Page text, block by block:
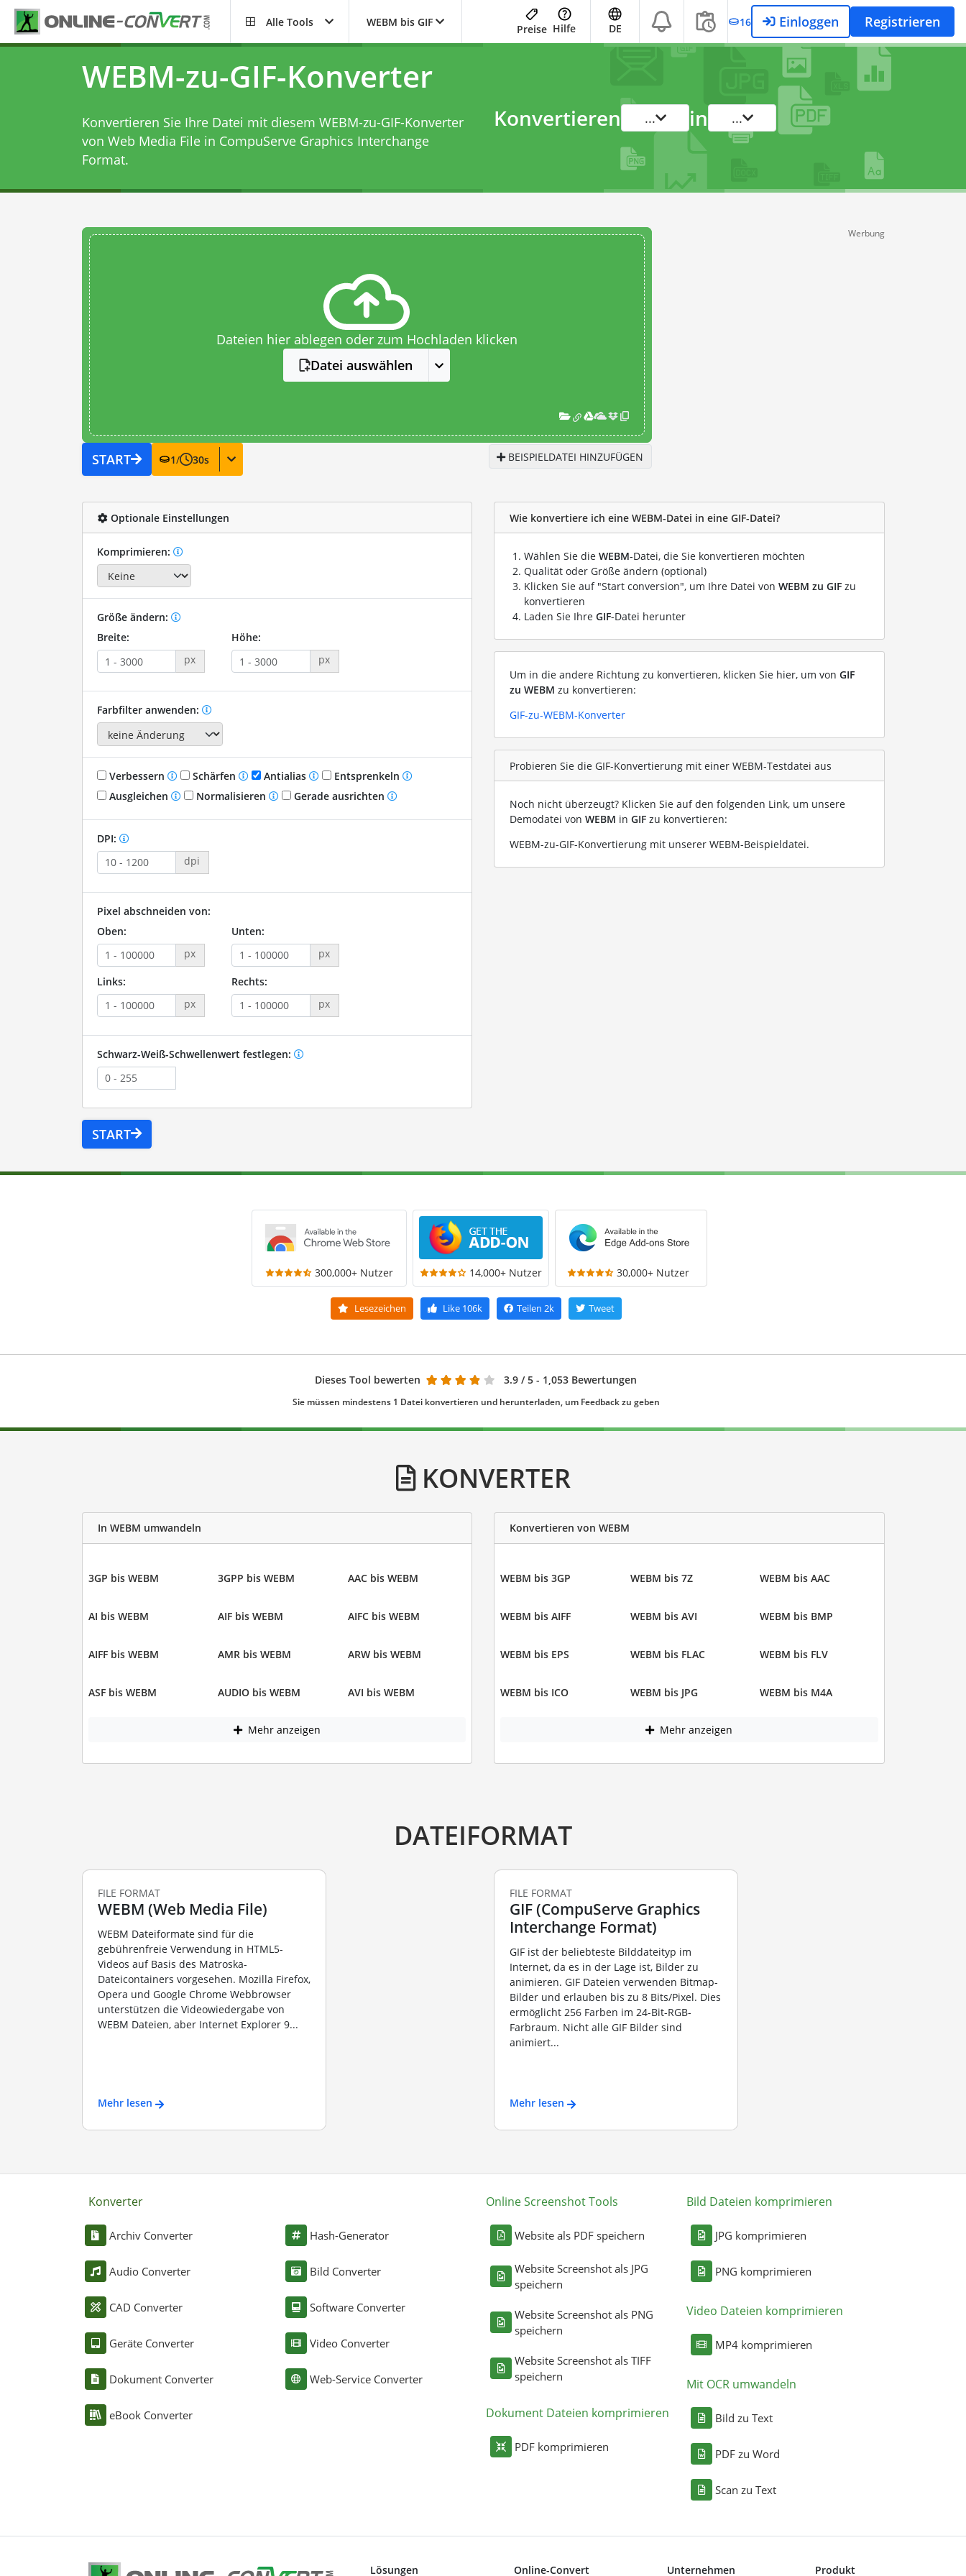
Alle Tools WEBM bis GIF
Preise Hilfe DE 16 Einloggen Registrieren
WEBM-zu-GIF-Konverter
Konvertieren Sie Ihre Datei mit diesem WEBM-zu-GIF-Konverter
von Web Media File in CompuServe Graphics Interchange
Format.
Konvertieren ... in ...
Dateien hier ablegen oder zum Hochladen klicken
Datei auswählen
START 1/ 30s BEISPIELDATEI HINZUFÜGEN
Werbung
Optionale Einstellungen
Komprimieren:
Größe ändern:
Breite:
px
Höhe:
px
Farbfilter anwenden:
Verbessern Schärfen Antialias
Entsprenkeln
Ausgleichen
Normalisieren Gerade ausrichten
DPI:
dpi
Pixel abschneiden von:
Oben:
px
Unten:
px
Links:
px
Rechts:
px
Schwarz-Weiß-Schwellenwert festlegen:
START
Wie konvertiere ich eine WEBM-Datei in eine GIF-Datei?
Wählen Sie die WEBM-Datei, die Sie konvertieren möchten
Qualität oder Größe ändern (optional)
Klicken Sie auf "Start conversion", um Ihre Datei von WEBM zu GIF zu
konvertieren
Laden Sie Ihre GIF-Datei herunter
Um in die andere Richtung zu konvertieren, klicken Sie hier, um von GIF
zu WEBM zu konvertieren:
GIF-zu-WEBM-Konverter
Probieren Sie die GIF-Konvertierung mit einer WEBM-Testdatei aus
Noch nicht überzeugt? Klicken Sie auf den folgenden Link, um unsere
Demodatei von WEBM in GIF zu konvertieren:
WEBM-zu-GIF-Konvertierung mit unserer WEBM-Beispieldatei.
300,000+ Nutzer 14,000+ Nutzer 30,000+ Nutzer
Lesezeichen Like106k Teilen 2k Tweet
Dieses Tool bewerten 3.9 / 5 - 1,053 Bewertungen
Sie müssen mindestens 1 Datei konvertieren und herunterladen, um Feedback zu geben
KONVERTER
In WEBM umwandeln
3GP bis WEBM 3GPP bis WEBM AAC bis WEBM
AI bis WEBM AIF bis WEBM AIFC bis WEBM
AIFF bis WEBM AMR bis WEBM ARW bis WEBM
ASF bis WEBM AUDIO bis WEBM AVI bis WEBM
Mehr anzeigen
Konvertieren von WEBM
WEBM bis 3GP WEBM bis 7Z WEBM bis AAC
WEBM bis AIFF WEBM bis AVI WEBM bis BMP
WEBM bis EPS WEBM bis FLAC WEBM bis FLV
WEBM bis ICO WEBM bis JPG WEBM bis M4A
Mehr anzeigen
DATEIFORMAT
FILE FORMAT
WEBM (Web Media File)
WEBM Dateiformate sind für die
gebührenfreie Verwendung in HTML5-
Videos auf Basis des Matroska-
Dateicontainers vorgesehen. Mozilla Firefox,
Opera und Google Chrome Webbrowser
unterstützen die Videowiedergabe von
WEBM Dateien, aber Internet Explorer 9...
Mehr lesen
FILE FORMAT
GIF (CompuServe Graphics
Interchange Format)
GIF ist der beliebteste Bilddateityp im
Internet, da es in der Lage ist, Bilder zu
animieren. GIF Dateien verwenden Bitmap-
Bilder und erlauben bis zu 8 Bits/Pixel. Dies
ermöglicht 256 Farben im 24-Bit-RGB-
Farbraum. Nicht alle GIF Bilder sind
animiert...
Mehr lesen
Konverter
Archiv Converter
Audio Converter
CAD Converter
Geräte Converter
Dokument Converter
eBook Converter
Hash-Generator
Bild Converter
Software Converter
Video Converter
Web-Service Converter
Online Screenshot Tools
Website als PDF speichern
Website Screenshot als JPG
speichern
Website Screenshot als PNG
speichern
Website Screenshot als TIFF
speichern
Dokument Dateien komprimieren
PDF komprimieren
Bild Dateien komprimieren
JPG komprimieren
PNG komprimieren
Video Dateien komprimieren
MP4 komprimieren
Mit OCR umwandeln
Bild zu Text
PDF zu Word
Scan zu Text
Lösungen Online-Convert Unternehmen Produkt